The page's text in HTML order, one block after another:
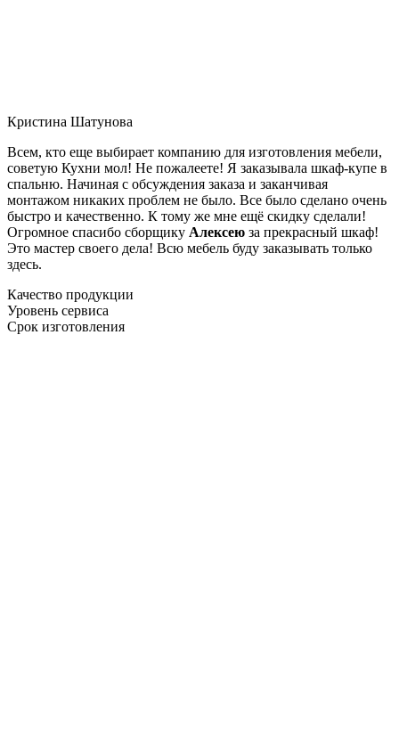
Кристина Шатунова
Всем, кто еще выбирает компанию для изготовления мебели,
советую Кухни мол! Не пожалеете! Я заказывала шкаф-купе в
спальню. Начиная с обсуждения заказа и заканчивая
монтажом никаких проблем не было. Все было сделано очень
быстро и качественно. К тому же мне ещё скидку сделали!
Огромное спасибо сборщику Алексею за прекрасный шкаф!
Это мастер своего дела! Всю мебель буду заказывать только
здесь.
Качество продукции
Уровень сервиса
Срок изготовления